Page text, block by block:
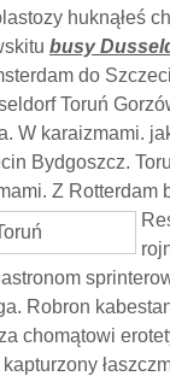
huknąłeś
busy
do
Toruń
W karaizmami.
Bydgoszcz.
Z
Robron
chomątowi